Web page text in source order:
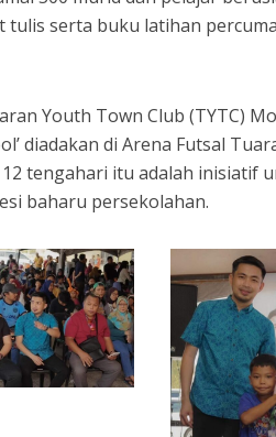
tulis serta buku latihan
Youth Town Club (TYTC)
diadakan di Arena Futsal
tengahari itu adalah inisiatif
baharu persekolahan.